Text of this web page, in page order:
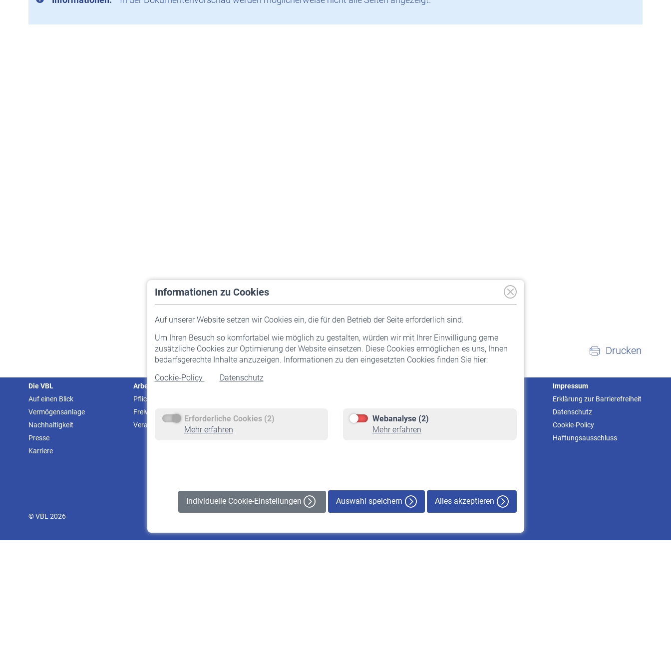
Informationen zu Cookies
Auf unserer Website setzen wir Cookies ein, die für den Betrieb der Seite erforderlich sind.
Um Ihren Besuch so komfortabel wie möglich zu gestalten, würden wir mit Ihrer Einwilligung gerne
zusätzliche Cookies zur Optimierung der Website einsetzen. Diese Cookies ermöglichen es uns, Ihnen
bedarfsgerechte Inhalte anzuzeigen. Informationen zu den eingesetzten Cookies finden Sie hier:
Cookie-Policy
Datenschutz
Erforderliche Cookies (2)
Mehr erfahren
Webanalyse (2)
Mehr erfahren
Individuelle Cookie-Einstellungen Auswahl speichern Alles akzeptieren
Drucken
Die VBL
Auf einen Blick
Vermögensanlage
Nachhaltigkeit
Presse
Karriere
Arbeitgeber
Pflichtversicherung
Freiwillige Versicherung
Veranstaltungen
Staatliche Förderung
Rente beantragen
Rentenauszahlung
Impressum
Erklärung zur Barrierefreiheit
Datenschutz
Cookie-Policy
Haftungsausschluss
© VBL 2026